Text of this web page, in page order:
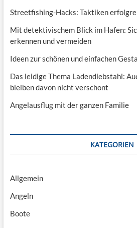
Streetfishing-Hacks: Taktiken
Mit detektivischem Blick im Hafen:
erkennen und vermeiden
Ideen zur schönen und einfachen
Das leidige Thema Ladendiebstahl:
bleiben davon nicht verschont
Angelausflug mit der ganzen Familie
KATEGORIEN
Allgemein
Angeln
Boote